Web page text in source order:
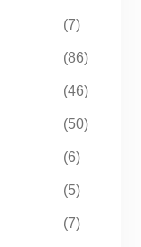
(7)
(86)
(46)
(50)
(6)
(5)
(7)